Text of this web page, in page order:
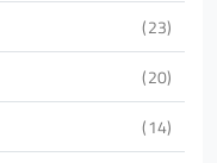
23
20
14